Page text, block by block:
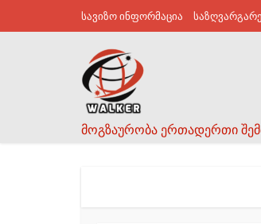
სავიზო ინფორმაცია
მოგზაურობა ერთადერთი